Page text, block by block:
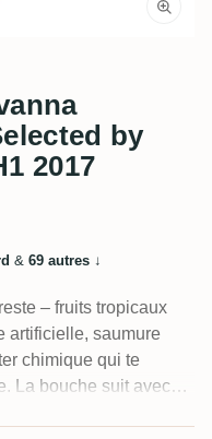
by
2017
& 69 autres ↓
– fruits tropicaux
artificielle, saumure
chimique qui te
La bouche suit avec
vertébrale de